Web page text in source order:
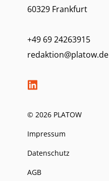
60329 Frankfurt
+49 69 24263915
redaktion@platow.de
© 2026 PLATOW
Impressum
Datenschutz
AGB